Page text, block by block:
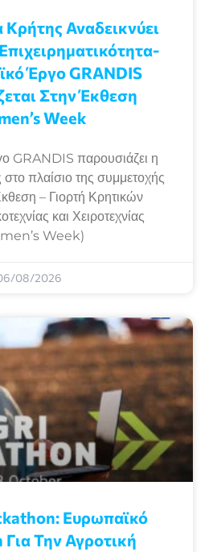
Αναδεικνύει
Έργο GRANDIS
Στην Έκθεση
Week
GRANDIS παρουσιάζει η
στο πλαίσιο της συμμετοχής
– Γιορτή Κρητικών
και Χειροτεχνίας
Week)
08/2026
Eυρωπαϊκό
Την Αγροτική